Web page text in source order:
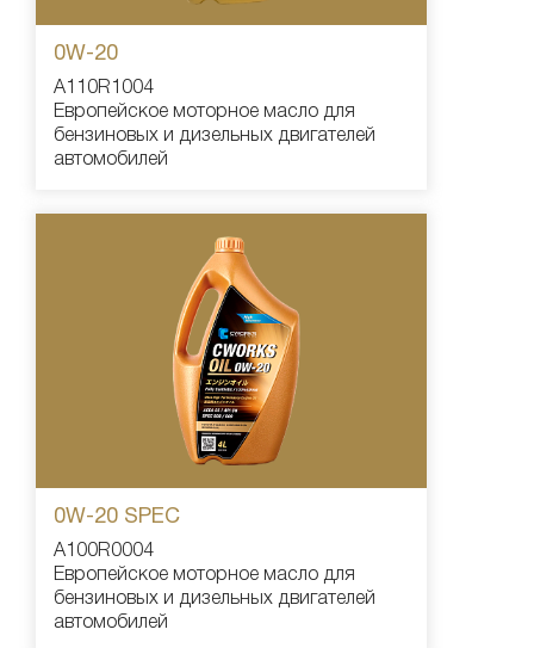
0W-20
A110R1004
Европейское моторное масло для
бензиновых и дизельных двигателей
автомобилей
0W-20 SPEC
A100R0004
Европейское моторное масло для
бензиновых и дизельных двигателей
автомобилей